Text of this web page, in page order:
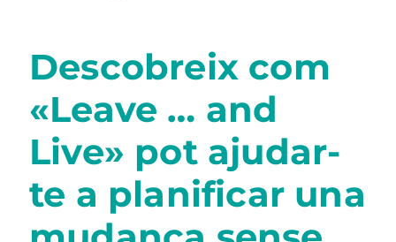
Descobreix com
«Leave … and
Live» pot ajudar-
te a planificar una